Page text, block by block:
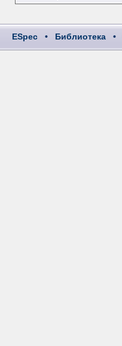
ESpec • Библиотека •